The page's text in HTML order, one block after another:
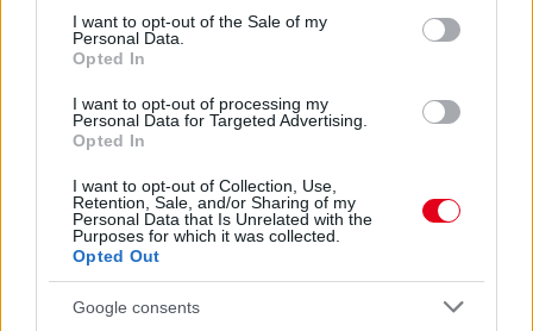
consent section.
I want to opt-out of the Sale of my
Personal Data.
Opted In
I want to opt-out of processing my
Personal Data for Targeted Advertising.
Opted In
I want to opt-out of Collection, Use,
Retention, Sale, and/or Sharing of my
Personal Data that Is Unrelated with the
Purposes for which it was collected.
Opted Out
Google consents
21 órája
MotoGP: Bezzecchi közel egy másodpercet javított a